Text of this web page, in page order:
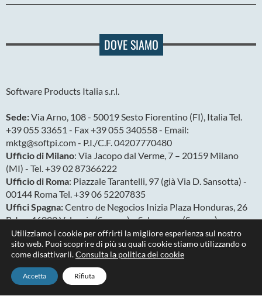
DOVE SIAMO
Software Products Italia s.r.l.
Sede:Via Arno, 108 - 50019 Sesto Fiorentino (FI), Italia Tel.
+39 055 33651 - Fax +39 055 340558 - Email:
mktg@softpi.com - P.I./C.F. 04207770480
Ufficio di Milano: Via Jacopo dal Verme, 7 – 20159 Milano
(MI) - Tel. +39 02 87366222
Ufficio di Roma: Piazzale Tarantelli, 97 (già Via D. Sansotta) -
00144 Roma Tel. +39 06 52207835
Uffici Spagna:Centro de Negocios Inizia Plaza Honduras, 26
B-Izq. 46022 Valencia (Spagna) e Salamanca (Spagna)
Ufficio America Latina:San Ignacio N27-127 y Av. González
Suárez, Quito (Ecuador)
Utilizziamo i cookie per offrirti la migliore esperienza sul nostro
sito web. Puoi scoprire di più su quali cookie stiamo utilizzando o
come disattivarli.Consulta la politica dei cookie
Accetta Rifiuta